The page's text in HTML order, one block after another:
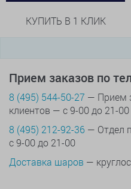
КУПИТЬ В 1 КЛИК
Прием заказов по
8 (495) 544-50-27 — Прием
клиентов — с 9-00 до 21-00
8 (495) 212-92-36 — Отдел
с 9-00 до 21-00
Доставка шаров —